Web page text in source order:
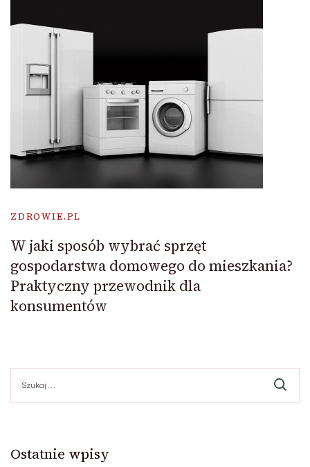
ZDROWIE.PL
W jaki sposób wybrać sprzęt
gospodarstwa domowego do mieszkania?
Praktyczny przewodnik dla
konsumentów
Ostatnie wpisy